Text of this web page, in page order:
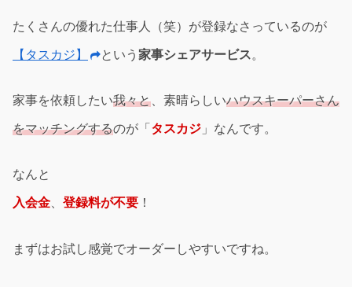
たくさんの優れた仕事人（笑）が登録なさっているのが
【タスカジ】 という 家事シェアサービス。
家事を依頼したい我々と 、素晴らしいハウスキーパーさん
をマッチングするのが「 タスカジ 」なんです。
なんと
入会金 登録料が不要 ！
まずはお試し感覚でオーダーしやすいですね。